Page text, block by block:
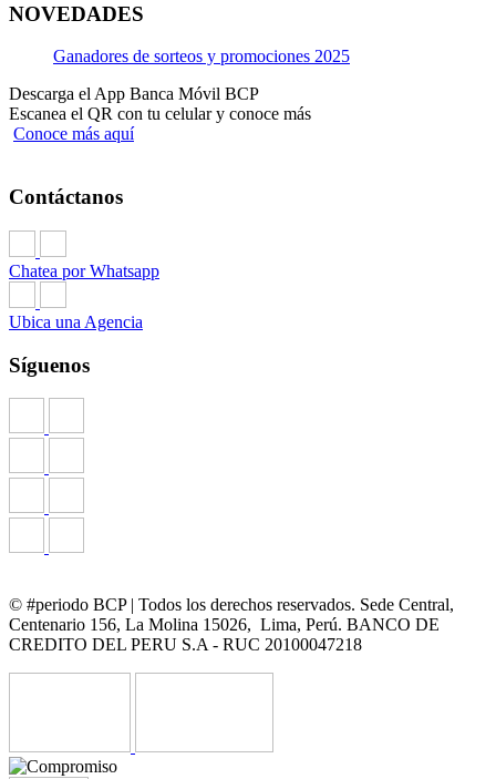
NOVEDADES
Ganadores de sorteos y promociones 2025
Descarga el App Banca Móvil BCP
Escanea el QR con tu celular y conoce más
Conoce más aquí
Contáctanos
Chatea por Whatsapp
Ubica una Agencia
Síguenos
© #periodo BCP | Todos los derechos reservados. Sede Central,
Centenario 156, La Molina 15026, Lima, Perú. BANCO DE
CREDITO DEL PERU S.A - RUC 20100047218